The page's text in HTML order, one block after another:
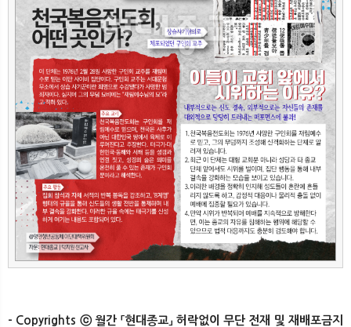
- Copyrights ⓒ 월간 「현대종교」 허락없이 무단 전재 및 재배포금지